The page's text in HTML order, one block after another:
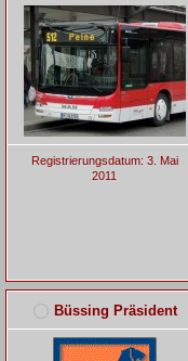
Registrierungsdatum: 3. Mai
2011
Büssing Präsident